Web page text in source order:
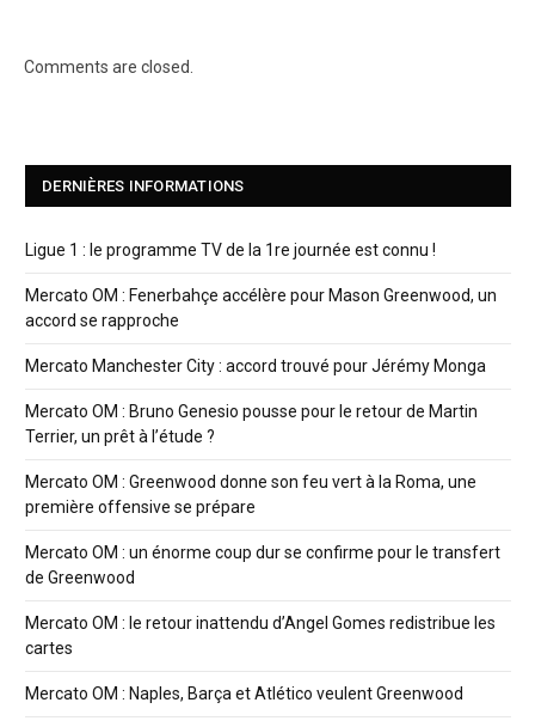
Comments are closed.
DERNIÈRES INFORMATIONS
Ligue 1 : le programme TV de la 1re journée est connu !
Mercato OM : Fenerbahçe accélère pour Mason Greenwood, un
accord se rapproche
Mercato Manchester City : accord trouvé pour Jérémy Monga
Mercato OM : Bruno Genesio pousse pour le retour de Martin
Terrier, un prêt à l’étude ?
Mercato OM : Greenwood donne son feu vert à la Roma, une
première offensive se prépare
Mercato OM : un énorme coup dur se confirme pour le transfert
de Greenwood
Mercato OM : le retour inattendu d’Angel Gomes redistribue les
cartes
Mercato OM : Naples, Barça et Atlético veulent Greenwood